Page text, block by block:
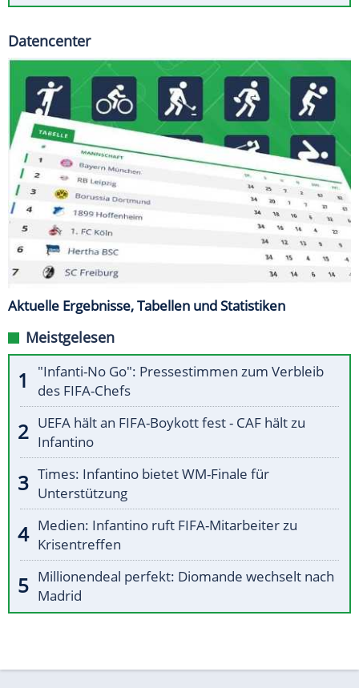
Datencenter
Aktuelle Ergebnisse, Tabellen und Statistiken
Meistgelesen
"Infanti-No Go": Pressestimmen zum Verbleib
des FIFA-Chefs
UEFA hält an FIFA-Boykott fest - CAF hält zu
Infantino
Times: Infantino bietet WM-Finale für
Unterstützung
Medien: Infantino ruft FIFA-Mitarbeiter zu
Krisentreffen
Millionendeal perfekt: Diomande wechselt nach
Madrid